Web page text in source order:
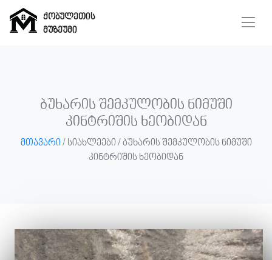
ქობულეთის
მუზეუმი
ჩვენ
შესახებ
ბუხარის შემკულობის ნიმუში
კინტრიშის ხეობიდან
მთავარი/ სიახლეები / ბუხარის შემკულობის ნიმუში
კინტრიშის ხეობიდან